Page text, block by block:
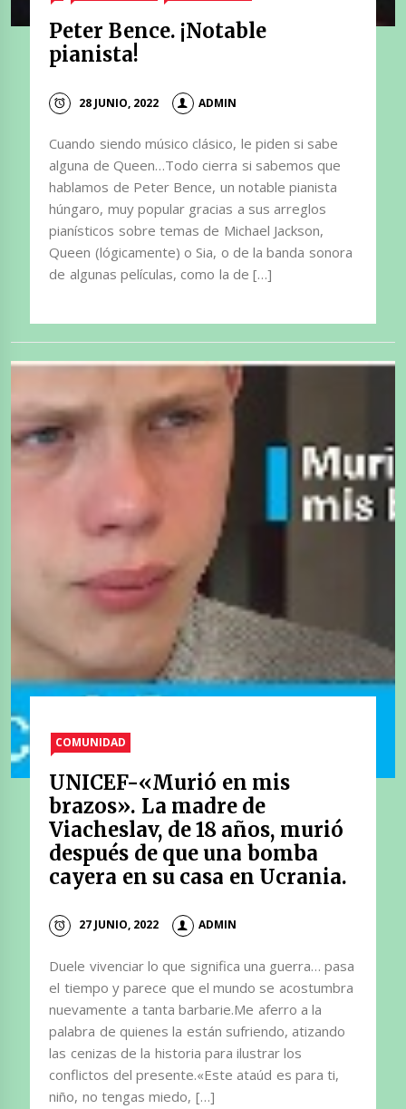
Peter Bence. ¡Notable
pianista!
28 JUNIO, 2022 ADMIN
Cuando siendo músico clásico, le piden si sabe
alguna de Queen…Todo cierra si sabemos que
hablamos de Peter Bence, un notable pianista
húngaro, muy popular gracias a sus arreglos
pianísticos sobre temas de Michael Jackson,
Queen (lógicamente) o Sia, o de la banda sonora
de algunas películas, como la de […]
COMUNIDAD
UNICEF-«Murió en mis
brazos». La madre de
Viacheslav, de 18 años, murió
después de que una bomba
cayera en su casa en Ucrania.
27 JUNIO, 2022 ADMIN
Duele vivenciar lo que significa una guerra… pasa
el tiempo y parece que el mundo se acostumbra
nuevamente a tanta barbarie.Me aferro a la
palabra de quienes la están sufriendo, atizando
las cenizas de la historia para ilustrar los
conflictos del presente.«Este ataúd es para ti,
niño, no tengas miedo, […]